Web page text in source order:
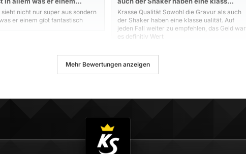
nicht nur super aus sondern
er einem gibt fantastisch
Krasse Qualität Sowohl die Gravur als auch
der Shaker haben eine klasse ualität. Auf
jeden Fall weiter zu empfehlen, das Geld war
es definitiv Wert
Mehr Bewertungen anzeigen